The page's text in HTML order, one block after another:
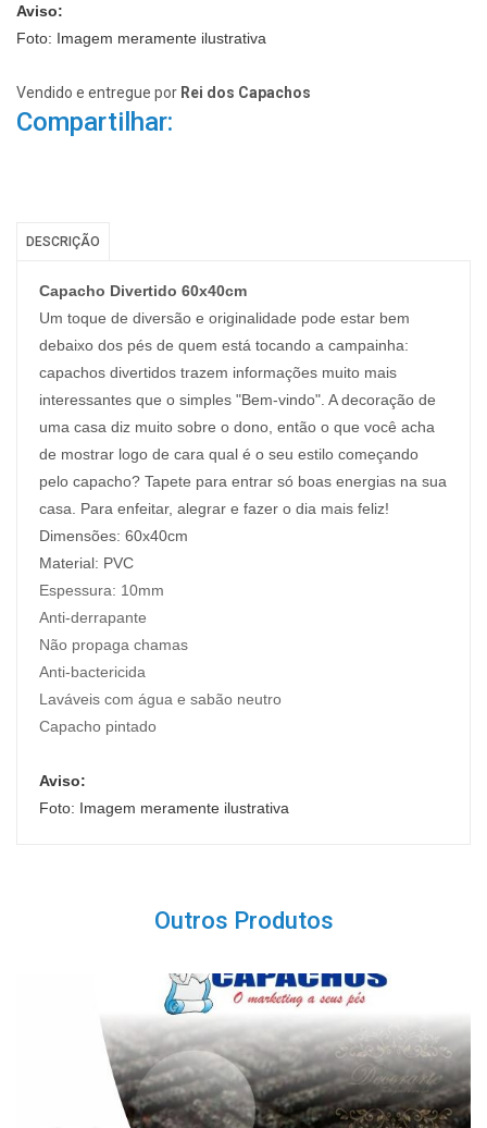
Aviso:
Foto: Imagem meramente ilustrativa
Vendido e entregue por Rei dos Capachos
Compartilhar:
DESCRIÇÃO
Capacho Divertido 60x40cm
Um toque de diversão e originalidade pode estar bem
debaixo dos pés de quem está tocando a campainha:
capachos divertidos trazem informações muito mais
interessantes que o simples "Bem-vindo". A decoração de
uma casa diz muito sobre o dono, então o que você acha
de mostrar logo de cara qual é o seu estilo começando
pelo capacho? Tapete para entrar só boas energias na sua
casa. Para enfeitar, alegrar e fazer o dia mais feliz!
Dimensões: 60x40cm
Material: PVC
Espessura: 10mm
Anti-derrapante
Não propaga chamas
Anti-bactericida
Laváveis com água e sabão neutro
Capacho pintado
Aviso:
Foto: Imagem meramente ilustrativa
Outros Produtos